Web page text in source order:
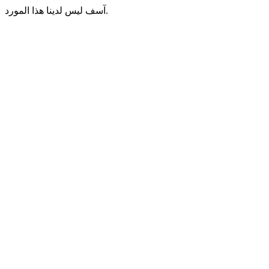
آسف ليس لدينا هذا المورد.